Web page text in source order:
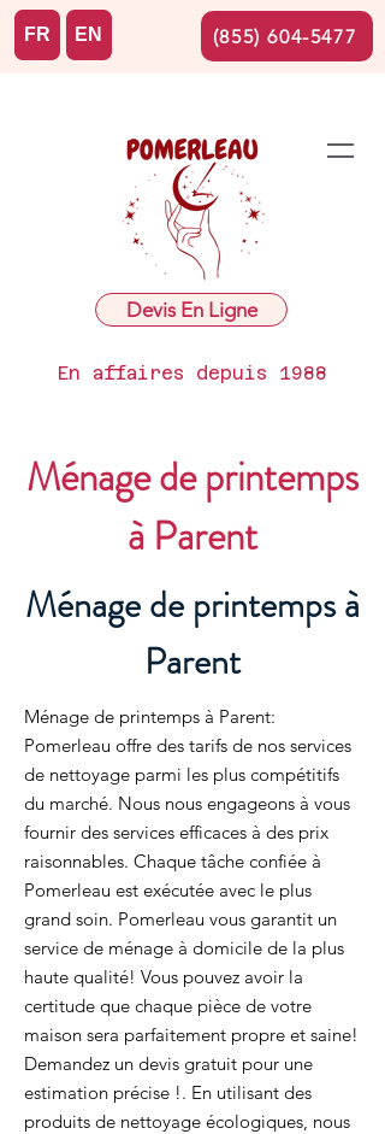
Devis En Ligne
En affaires depuis 1988
FR EN (855) 604-5477
Ménage de printemps
à Parent
Ménage de printemps à
Parent
Ménage de printemps à Parent:
Pomerleau offre des tarifs de nos services
de nettoyage parmi les plus compétitifs
du marché. Nous nous engageons à vous
fournir des services efficaces à des prix
raisonnables. Chaque tâche confiée à
Pomerleau est exécutée avec le plus
grand soin. Pomerleau vous garantit un
service de ménage à domicile de la plus
haute qualité! Vous pouvez avoir la
certitude que chaque pièce de votre
maison sera parfaitement propre et saine!
Demandez un devis gratuit pour une
estimation précise !. En utilisant des
produits de nettoyage écologiques, nous